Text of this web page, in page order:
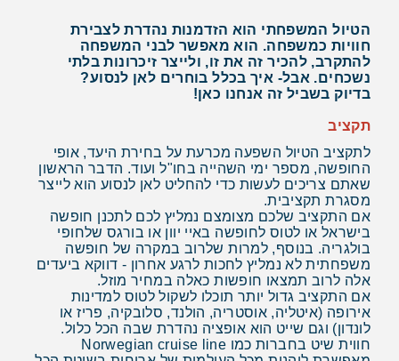
הטיול המשפחתי הוא הזדמנות נהדרת לצבירת
חוויות כמשפחה. הוא מאפשר לבני המשפחה
להתקרב, להכיר זה את זו, ולייצר זיכרונות בלתי
נשכחים. אבל- איך בכלל בוחרים לאן לנסוע?
בדיוק בשביל זה אנחנו כאן!
תקציב
לתקציב הטיול השפעה מכרעת על בחירת היעד, אופי
החופשה, מספר ימי השהייה בחו"ל ועוד. הדבר הראשון
שאתם צריכים לעשות כדי להחליט לאן לנסוע הוא לייצר
מסגרת תקציבית.
אם התקציב שלכם מצומצם נמליץ לכם לתכנן חופשה
בישראל או לטוס לחופשה באיי יוון או בורגס שלחופי
בולגריה. בנוסף, למרות שלרוב במקרה של חופשה
משפחתית לא נמליץ לחכות לרגע אחרון - דווקא ביעדים
אלה לרוב תמצאו חופשות כאלה במחיר מוזל.
אם התקציב גדול יותר תוכלו לשקול לטוס למדינות
אירופה (איטליה, אוסטריה, הולנד, סלובקיה, פריז או
לונדון) וגם שייט הוא אופציה נהדרת שבה הכל כלול.
חווית שיט בחברות כמו Norwegian cruise line